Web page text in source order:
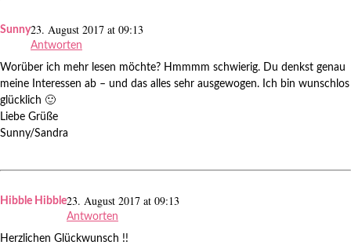
Sunny23. August 2017 at 09:13
Antworten
Worüber ich mehr lesen möchte? Hmmmm schwierig. Du denkst genau
meine Interessen ab – und das alles sehr ausgewogen. Ich bin wunschlos
glücklich 🙂
Liebe Grüße
Sunny/Sandra
Hibble Hibble23. August 2017 at 09:13
Antworten
Herzlichen Glückwunsch !!